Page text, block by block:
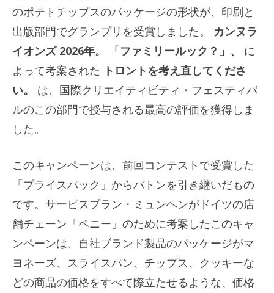
のポテトチップスのパッケージの形状が、印刷と
出版部門でグランプリを受賞しました。 カンヌラ
イオンズ2026年。 「ファミリールック？」 、
に
よって考案された トロントを考え直してくださ
い。 は、国際クリエイティビティ・フェスティバ
ルのこの部門で授与される最高の評価を獲得しま
した。
このキャンペーンは、前回コンテストで受賞した
「プライスパック」からバトンを引き継いだもの
です。サービスプラン・ミュンヘンがドイツの店
舗チェーン「ペニー」のために考案したこのキャ
ンペーンは、自社ブランド製品のパッケージがマ
ヨネーズ、スライスパン、チップス、クッキーな
どの商品の価格をすべて際立たせるような、価格